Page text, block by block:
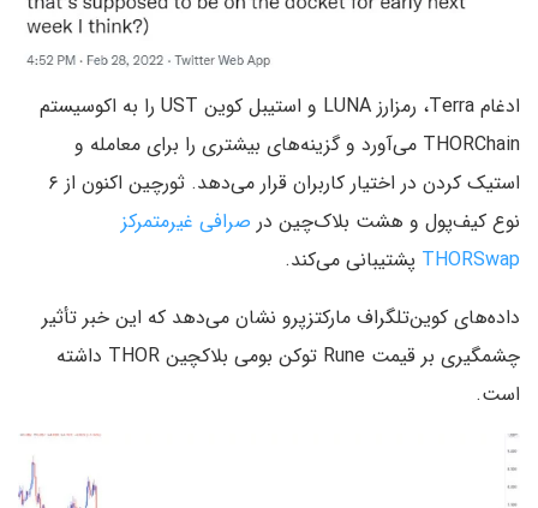
ادغام Terra، رمزارز LUNA و استیبل کوین UST را به اکوسیستم
THORChain می‌آورد و گزینه‌های بیشتری را برای معامله و
استیک کردن در اختیار کاربران قرار می‌دهد. ثورچین اکنون از ۶
نوع کیف‌پول و هشت بلاک‌چین در صرافی غیرمتمرکز
THORSwap پشتیبانی می‌کند.
داده‌های کوین‌تلگراف مارکتزپرو نشان می‌دهد که این خبر تأثیر
چشمگیری بر قیمت Rune توکن بومی بلاکچین THOR داشته
است.